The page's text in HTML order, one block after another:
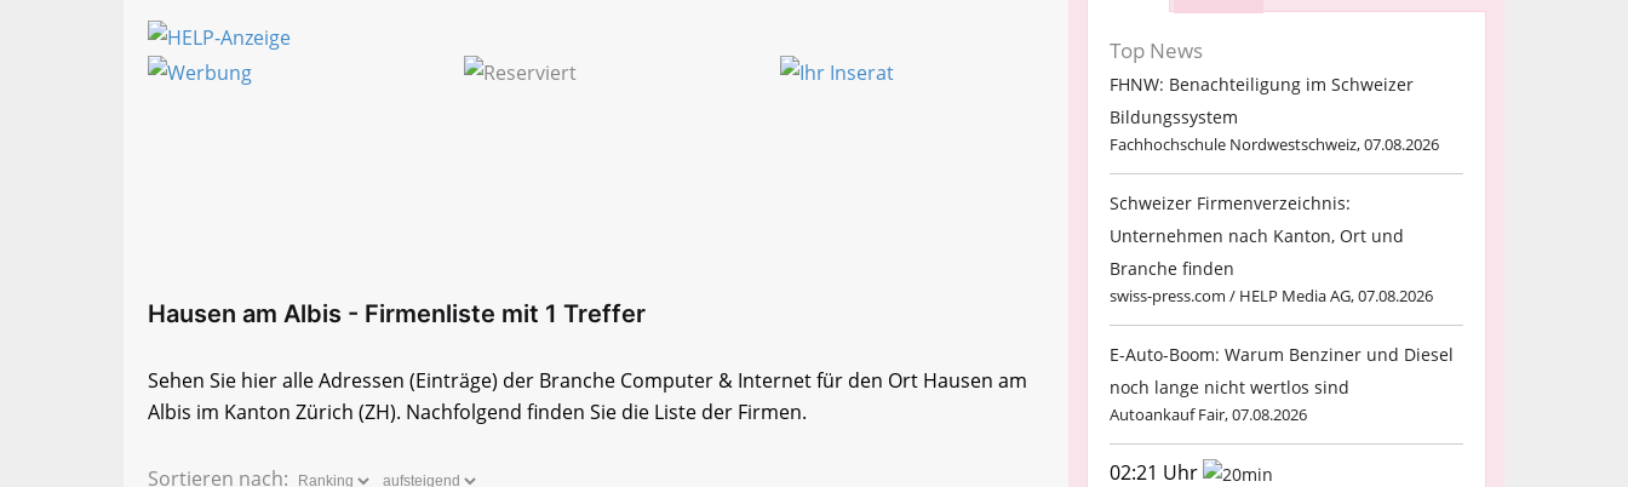
Hausen am Albis - Firmenliste mit 1 Treffer
Sehen Sie hier alle Adressen (Einträge) der Branche Computer & Internet für den Ort Hausen am
Albis im Kanton Zürich (ZH). Nachfolgend finden Sie die Liste der Firmen.
Sortieren nach:
Top News
FHNW: Benachteiligung im Schweizer
Bildungssystem
Fachhochschule Nordwestschweiz, 07.08.2026
Schweizer Firmenverzeichnis:
Unternehmen nach Kanton, Ort und
Branche finden
swiss-press.com / HELP Media AG, 07.08.2026
E-Auto-Boom: Warum Benziner und Diesel
noch lange nicht wertlos sind
Autoankauf Fair, 07.08.2026
02:21 Uhr